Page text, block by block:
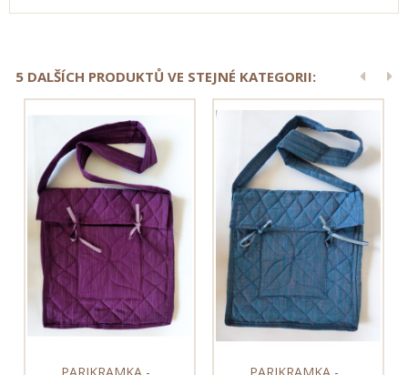
5 DALŠÍCH PRODUKTŮ VE STEJNÉ KATEGORII:
PARIKRAMKA -... PARIKRAMKA -...